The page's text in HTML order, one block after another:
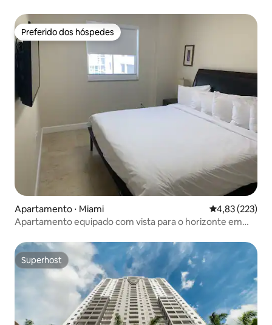
Preferido dos hóspedes
Preferido dos hóspedes
Apartamento ⋅ Miami 4,83 de uma
4,83 (223)
Apartamento equipado com vista para o horizonte em
Superhost
Superhost